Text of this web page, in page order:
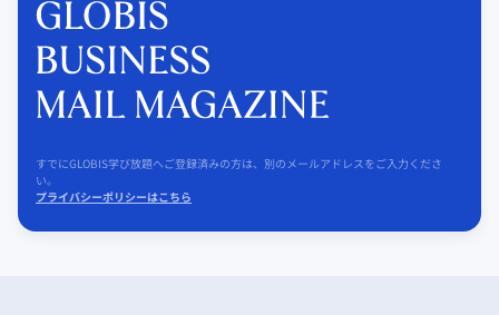
すでにGLOBIS学び放題へご登録済みの方は、別のメールアドレスをご入力くださ
い。
プライバシーポリシーはこちら